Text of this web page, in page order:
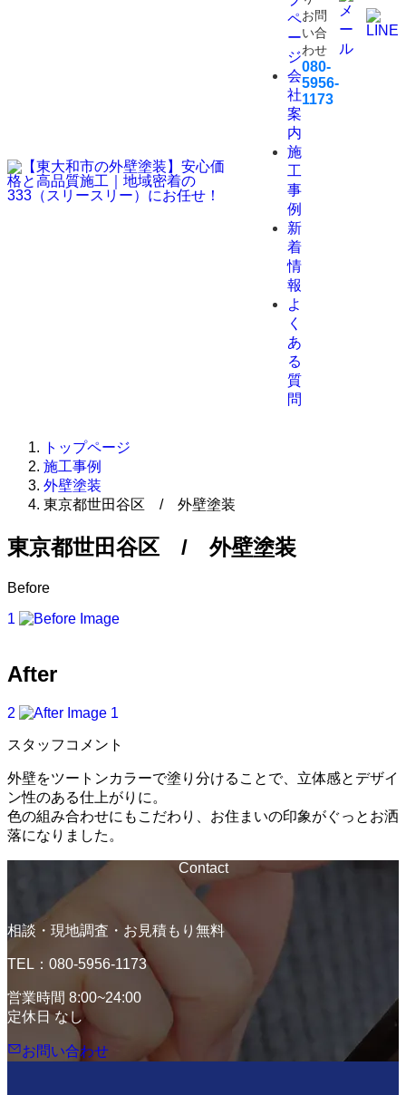
ペ
ー
ジ
会
社
案
内
施
工
事
例
新
着
情
報
よ
く
あ
る
質
問
お問
い合
わせ
080-
5956-
1173
トップページ
施工事例
外壁塗装
東京都世田谷区 / 外壁塗装
東京都世田谷区 / 外壁塗装
Before
1
After
2
スタッフコメント
外壁をツートンカラーで塗り分けることで、立体感とデザイ
ン性のある仕上がりに。
色の組み合わせにもこだわり、お住まいの印象がぐっとお洒
落になりました。
Contact
相談・現地調査・お見積もり無料
TEL：080-5956-1173
営業時間 8:00~24:00
定休日 なし
お問い合わせ